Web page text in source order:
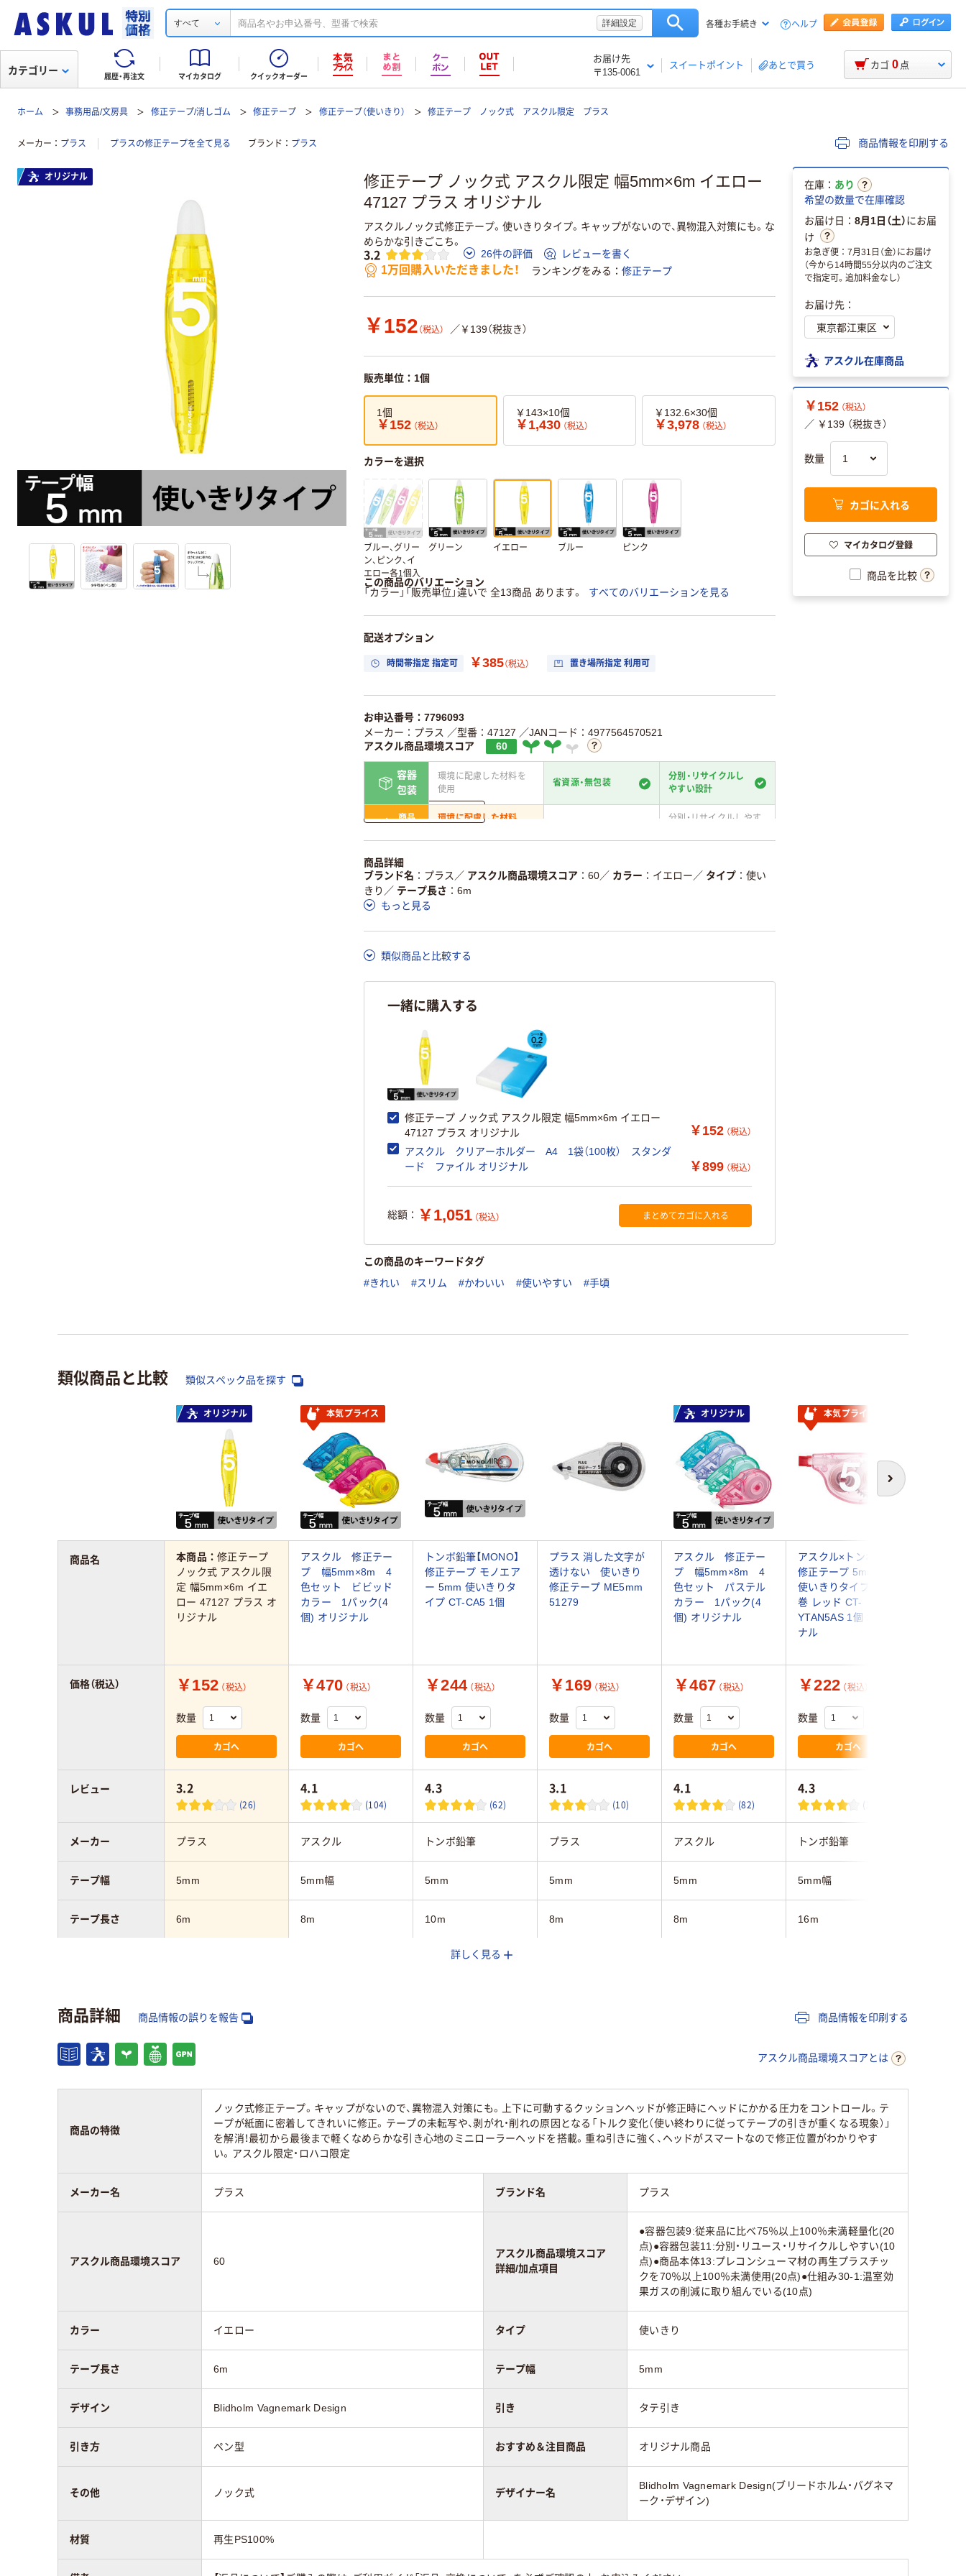
すべて 詳細設定 各種お手続き ヘルプ
履歴・再注文 マイカタログ クイックオーダー
お届け先
〒135-0061
スイートポイント あとで買う
カテゴリー カゴ 0 点
ホーム 事務用品/文房具 修正テープ/消しゴム 修正テープ 修正テープ（使いきり） 修正テープ ノック式 アスクル限定 プラス
メーカー プラス プラスの修正テープを全て見る ブランド プラス 商品情報を印刷する
修正テープ ノック式 アスクル限定 幅5mm×6m イエロー
47127 プラス オリジナル
アスクルノック式修正テープ。使いきりタイプ。キャップがないので、異物混入対策にも。な
めらかな引きごこち。
3.2 26件の評価 レビューを書く
1万回購入いただきました！ ランキングをみる 修正テープ
￥152 （税込） ／￥139（税抜き）
販売単位：1個
1個
￥152 （税込）
￥143×10個
￥1,430 （税込）
￥132.6×30個
￥3,978 （税込）
カラーを選択
ブルー、グリー
ン、ピンク、イ
エロー各1個入
グリーン イエロー ブルー ピンク
この商品のバリエーション
「カラー」「販売単位」違いで 全13商品 あります。
すべてのバリエーションを見る
配送オプション
時間帯指定 指定可 ￥385（税込） 置き場所指定 利用可
お申込番号：7796093
メーカー：プラス ／型番：47127 ／JANコード：4977564570521
アスクル商品環境スコア
60
容器
包装
環境に配慮した材料を
使用
省資源・無包装
分別・リサイクルし
やすい設計
商品
環境に配慮した材料
分別・リサイクルしやす
仕組
ある
いる
削減
この商品の環境配慮ポイントです。詳しくはページ下部の商品詳細「
ア詳細／加点項目
詳しく見る
商品詳細
ブランド名
プラス ／ アスクル商品環境スコア 60／ カラー イエロー ／ タイプ
使い
きり ／ テープ長さ
6m
もっと見る
類似商品と比較する
一緒に購入する
修正テープ ノック式 アスクル限定 幅5mm×6m イエロー
47127 プラス オリジナル
￥152 （税込）
アスクル クリアーホルダー A4 1袋（100枚） スタンダ
ード ファイル オリジナル
￥899 （税込）
総額： ￥1,051 （税込） まとめてカゴに入れる
この商品のキーワードタグ
#きれい #スリム #かわいい #使いやすい #手頃
オリジナル
在庫： あり
希望の数量で在庫確認
お届け日： 8月1日（土）にお届
け
お急ぎ便：7月31日（金）にお届け
（今から14時間55分以内のご注文
で指定可。追加料金なし）
お届け先：
アスクル在庫商品
￥152 （税込）
／ ￥139 （税抜き）
数量
カゴに入れる
マイカタログ登録
商品を比較
類似商品と比較 類似スペック品を探す
次へ
オリジナル 本気プライス オリジナル 本気プライス
本商品：修正テープ
ノック式 アスクル限
定 幅5mm×6m イエ
ロー 47127 プラス オ
リジナル
アスクル 修正テー
プ 幅5mm×8m 4
色セット ビビッド
カラー 1パック(4
個) オリジナル
トンボ鉛筆【MONO】
修正テープ モノエア
ー 5mm 使いきりタ
イプ CT-CA5 1個
プラス 消した文字が
透けない 使いきり
修正テープ ME5mm
51279
アスクル 修正テー
プ 幅5mm×8m 4
色セット パステル
カラー 1パック(4
個) オリジナル
アスクル×トンボ鉛筆
修正テープ 5mm幅
使いきりタイプ 16m
巻 レッド CT-
YTAN5AS 1個 オリジ
ナル
￥152 （税込）
数量
カゴへ
￥470 （税込）
数量
カゴへ
￥244 （税込）
数量
カゴへ
￥169 （税込）
数量
カゴへ
￥467 （税込）
数量
カゴへ
￥222 （税込）
数量
カゴへ
3.2
(26)
4.1
(104)
4.3
(62)
3.1
(10)
4.1
(82)
4.3
(118)
プラス アスクル トンボ鉛筆 プラス アスクル トンボ鉛筆
5mm 5mm幅 5mm 5mm 5mm 5mm幅
6m 8m 10m 8m 8m 16m
タテ引き
商品名
価格（税込）
レビュー
メーカー
テープ幅
テープ長さ
スコア
詳しく見る
商品詳細 商品情報の誤りを報告 商品情報を印刷する
アスクル商品環境スコアとは
商品の特徴
ノック式修正テープ。キャップがないので、異物混入対策にも。上下に可動するクッションヘッドが修正時にヘッドにかかる圧力をコントロール。テ
ープが紙面に密着してきれいに修正。テープの未転写や、剥がれ・削れの原因となる「トルク変化（使い終わりに従ってテープの引きが重くなる現象）」
を解消！最初から最後まで軽くなめらかな引き心地のミニローラーヘッドを搭載。重ね引きに強く、ヘッドがスマートなので修正位置がわかりやす
い。アスクル限定・ロハコ限定
メーカー名 プラス ブランド名 プラス
アスクル商品環境スコア 60
アスクル商品環境スコア
詳細/加点項目
●容器包装9:従来品に比べ75％以上100％未満軽量化(20
点)●容器包装11:分別・リユース・リサイクルしやすい(10
点)●商品本体13:プレコンシューマ材の再生プラスチッ
クを70％以上100％未満使用(20点)●仕組み30-1:温室効
果ガスの削減に取り組んでいる(10点)
カラー イエロー タイプ 使いきり
テープ長さ 6m テープ幅 5mm
デザイン Blidholm Vagnemark Design 引き タテ引き
引き方 ペン型 おすすめ＆注目商品 オリジナル商品
その他 ノック式 デザイナー名
Blidholm Vagnemark Design(ブリードホルム・バグネマ
ーク・デザイン)
材質 再生PS100%